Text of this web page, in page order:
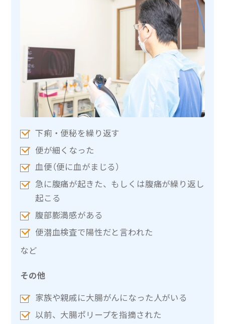
下痢・便秘を繰り返す
便が細くなった
血便（便に血がまじる）
急に腹痛が起きた、もしくは腹痛が繰り返し
起こる
腹部膨満感がある
便潜血検査で陽性だと言われた
など
その他
家族や親戚に大腸がんになった人がいる
以前、大腸ポリープを指摘された